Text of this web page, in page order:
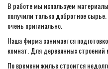
В работе мы используем
получили только добротное
очень оригинально.
Наша фирма занимается
комнат. Для деревянных
По времени жилье строится